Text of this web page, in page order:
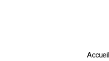
Accueil